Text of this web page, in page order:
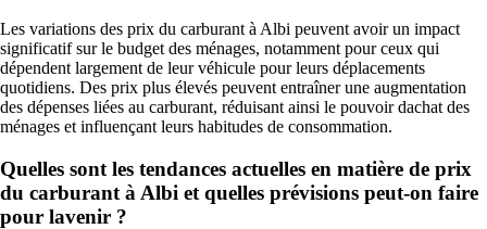
Les variations des prix du carburant à Albi peuvent avoir un impact
significatif sur le budget des ménages, notamment pour ceux qui
dépendent largement de leur véhicule pour leurs déplacements
quotidiens. Des prix plus élevés peuvent entraîner une augmentation
des dépenses liées au carburant, réduisant ainsi le pouvoir dachat des
ménages et influençant leurs habitudes de consommation.
Quelles sont les tendances actuelles en matière de prix
du carburant à Albi et quelles prévisions peut-on faire
pour lavenir ?